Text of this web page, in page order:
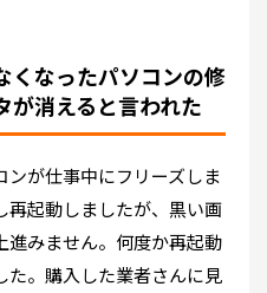
くなったパソコンの修
が消えると言われた
が仕事中にフリーズしま
再起動しましたが、黒い画
進みません。何度か再起動
た。購入した業者さんに見